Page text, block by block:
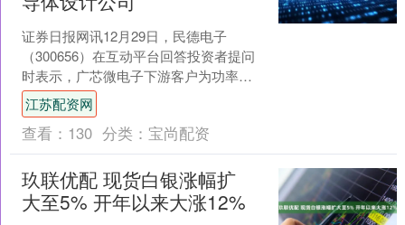
证券日报网讯12月29日，民德电子
（300656）在互动平台回答投资者提问
时表示，广芯微电子下游客户为功率半
导体设计公司，其量产和流片客户已从
年初的6家增长至目....
江苏配资网
查看： 130 分类： 宝尚配资
玖联优配 现货白银涨幅扩
大至5% 开年以来大涨12%